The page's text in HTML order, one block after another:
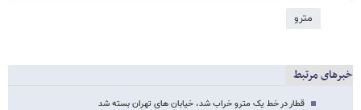
مترو
خبرهای مرتبط
قطار در خط یک مترو خراب شد، خیابان های تهران بسته شد